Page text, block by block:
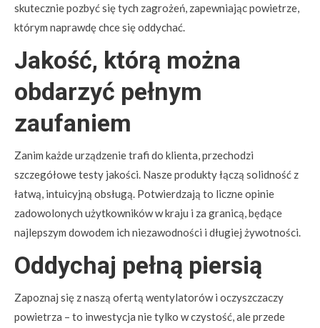
skutecznie pozbyć się tych zagrożeń, zapewniając powietrze,
którym naprawdę chce się oddychać.
Jakość, którą można
obdarzyć pełnym
zaufaniem
Zanim każde urządzenie trafi do klienta, przechodzi
szczegółowe testy jakości. Nasze produkty łączą solidność z
łatwą, intuicyjną obsługą. Potwierdzają to liczne opinie
zadowolonych użytkowników w kraju i za granicą, będące
najlepszym dowodem ich niezawodności i długiej żywotności.
Oddychaj pełną piersią
Zapoznaj się z naszą ofertą wentylatorów i oczyszczaczy
powietrza – to inwestycja nie tylko w czystość, ale przede